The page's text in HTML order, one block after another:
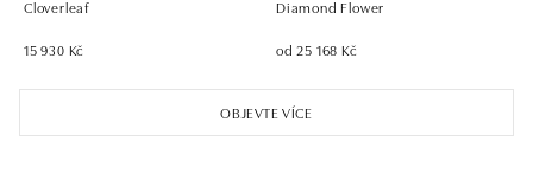
OBJEVTE VÍCE
Cloverleaf
15 930 Kč
Diamond Flower
od 25 168 Kč